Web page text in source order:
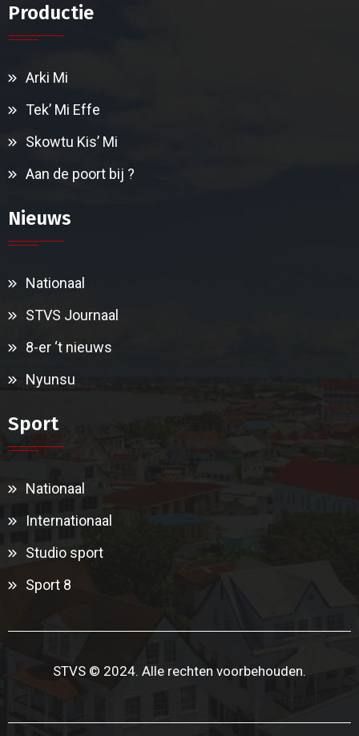
Productie
Arki Mi
Tek’ Mi Effe
Skowtu Kis’ Mi
Aan de poort bij ?
Nieuws
Nationaal
STVS Journaal
8-er ‘t nieuws
Nyunsu
Sport
Nationaal
Internationaal
Studio sport
Sport 8
STVS © 2024. Alle rechten voorbehouden.